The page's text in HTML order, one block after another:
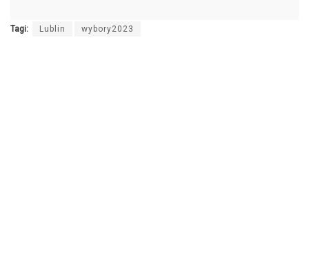
Tagi: Lublin wybory2023